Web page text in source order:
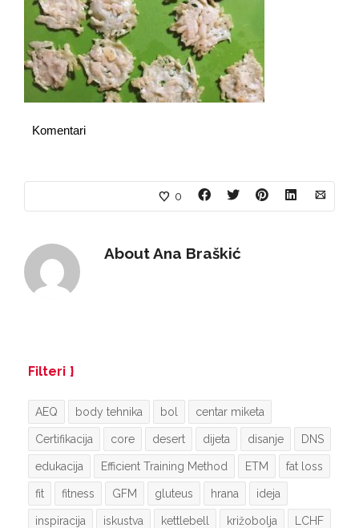
Komentari
0
AboutAna Braškić
Filteri
AEQ body tehnika bol centar miketa
Certifikacija core desert dijeta disanje DNS
edukacija Efficient Training Method ETM fat loss
fit fitness GFM gluteus hrana ideja
inspiracija iskustva kettlebell križobolja LCHF